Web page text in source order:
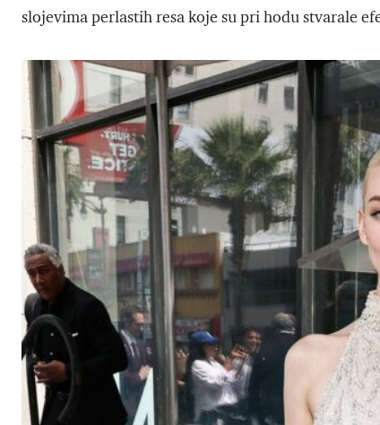
slojevima perlastih resa koje su pri hodu stvarale